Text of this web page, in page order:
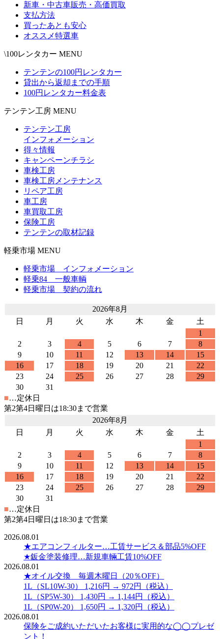
新車・中古車販売・高価買取
支払方法
買ったあとも安心
オススメ特選車
\100レンタカー MENU
テンテンの100円レンタカー
貸出から返却までの手順
100円レンタカー料金表
テンテン工房 MENU
テンテン工房
インフォメーション
得々情報
キャンペーンチラシ
車検工房
車検工房メンテナンス
リペア工房
車工房
車買取工房
保険工房
テンテンの取材記録
軽乗市場 MENU
軽乗市場 インフォメーション
軽乗84 一般車輌
軽乗市場 契約の流れ
2026年8月
日
月 火 水 木 金
土
1
2
3 4 5 6 7
8
9
10 11 12 13 14
15
16
17 18 19 20 21
22
23
24 25 26 27 28
29
30
31
■…定休日
第2第4日曜日は18:30まで営業
2026年8月
日
月 火 水 木 金
土
1
2
3 4 5 6 7
8
9
10 11 12 13 14
15
16
17 18 19 20 21
22
23
24 25 26 27 28
29
30
31
■…定休日
第2第4日曜日は18:30まで営業
2026.08.01
★エアコンフィルター…工賃サービス＆部品5%OFF
★鈑金塗装修理…新規車輛工賃10%OFF
2026.08.01
★オイル交換 毎週木曜日（20％OFF）
1L（SL10W-30） 1,216円 → 972円（税込）
1L（SP5W-30） 1,430円 → 1,144円（税込）
1L（SP0W-20） 1,650円 → 1,320円（税込）
2026.08.01
保険をご成約いただいたお客様に実用的な◯◯プレゼ
ント！